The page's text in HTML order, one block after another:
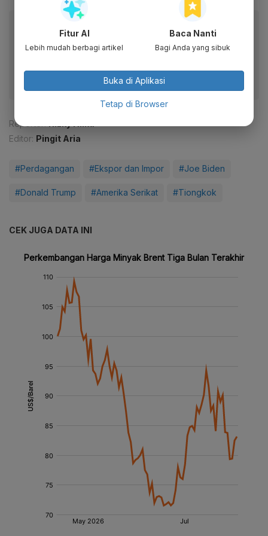
Baca artikel ini lewat aplikasi mobile.
Dapatkan pengalaman membaca lebih nyaman dan nikmati
fitur menarik lainnya lewat aplikasi mobile Katadata.
Reporter: Rizky Alika
Editor: Pingit Aria
#Perdagangan #Ekspor dan Impor #Joe Biden
#Donald Trump #Amerika Serikat #Tiongkok
CEK JUGA DATA INI
Fitur AI
Lebih mudah berbagi artikel
Baca Nanti
Bagi Anda yang sibuk
Buka di Aplikasi
Tetap di Browser